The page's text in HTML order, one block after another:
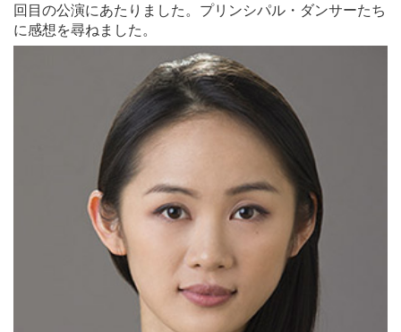
回目の公演にあたりました。プリンシパル・ダンサーたち
に感想を尋ねました。